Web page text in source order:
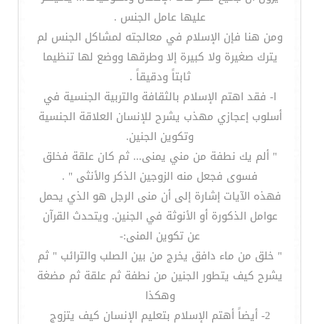
عليها عامل الجنس .
ومن هنا فإن الإسلام في معالجته لمشاكل الجنس لم
يترك صغيرة ولا كبيرة إلا وطرقها ووضع لها تنظيما
ثابتاً ودقيقاً .
ا- فقد اهتم الإسلام بالثقافة والتربية الجنسية في
أسلوب إعجازي مهذب يشرح للإنسان العلاقة الجنسية
وتكوين الجنين.
" ألم يك نطفة من مني يمنى... ثم كان علقة فخلق
فسوى فجعل منه الزوجين الذكر والأنثى " .
فهذه الآيات إشارة إلى أن منى الرجل هو الذي يحمل
عوامل الذكورة أو الأنوثة في الجنين. ويتحدث القرآن
عن تكوين المنى:-
" خلق من ماء دافق يخرج من بين الصلب والترائب " ثم
يشرح كيف يتطور الجنين من نطفة ثم علقة ثم مضغة
وهكذا
2- أيضاً أهتم الإسلام بتعليم الإنسان كيف يتزوج